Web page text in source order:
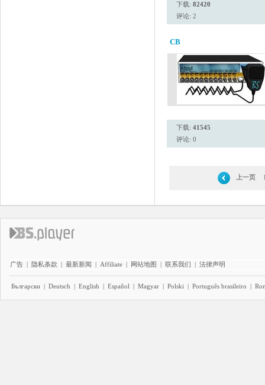
下载: 82420
评论: 2
CB
下载: 41545
评论: 0
上一页
广告 | 隐私条款 | 最新新闻 | Affiliate | 网站地图 | 联系我们 | 法律声明
Български | Deutsch | English | Español | Magyar | Polski | Português brasileiro |